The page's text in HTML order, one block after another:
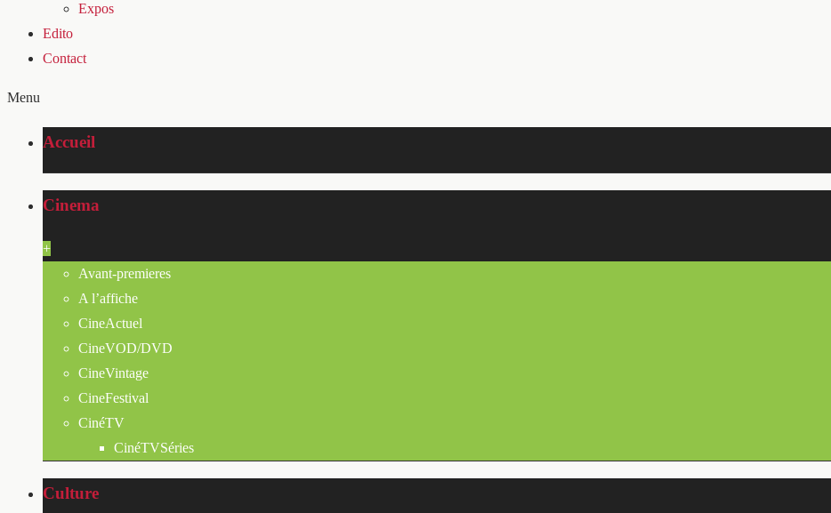
Expos
Edito
Contact
Menu
Accueil
Cinema
+
Avant-premieres
A l’affiche
CineActuel
CineVOD/DVD
CineVintage
CineFestival
CinéTV
CinéTVSéries
Culture